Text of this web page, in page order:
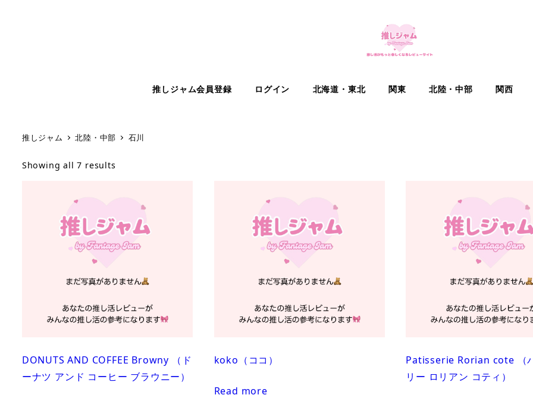
推しジャム会員登録 ログイン 北海道・東北 関東 北陸・中部 関西
推しジャム 北陸・中部 石川
Showing all 7 results
DONUTS AND COFFEE Browny （ド
ーナツ アンド コーヒー ブラウニー）
koko（ココ）
Read more
Patisserie Rorian cote （
リー ロリアン コティ）